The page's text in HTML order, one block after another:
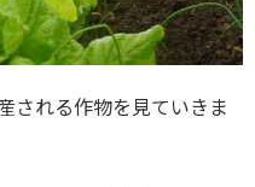
される作物を見ていきま